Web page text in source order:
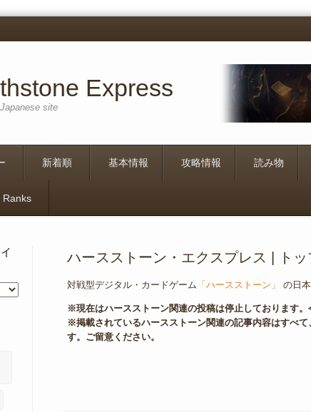
Express
site
新着順 基本情報 攻略情報 読み物
Ranks
ハースストーン・エクスプレス | トッ
対戦型デジタル・カードゲーム 「ハースストーン」 の日
※現在はハースストーン関連の投稿は停止しております。
※掲載されているハースストーン関連の記事内容はすべ
す。ご留意ください。